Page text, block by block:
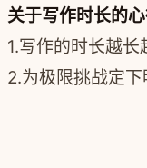
关于写作时长的心
1.写作的时长越长
2.为极限挑战定下